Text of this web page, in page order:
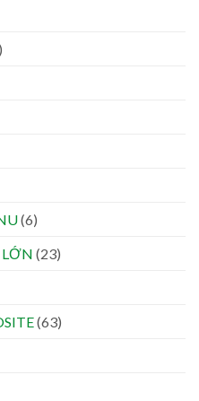
(6)
(23)
(63)